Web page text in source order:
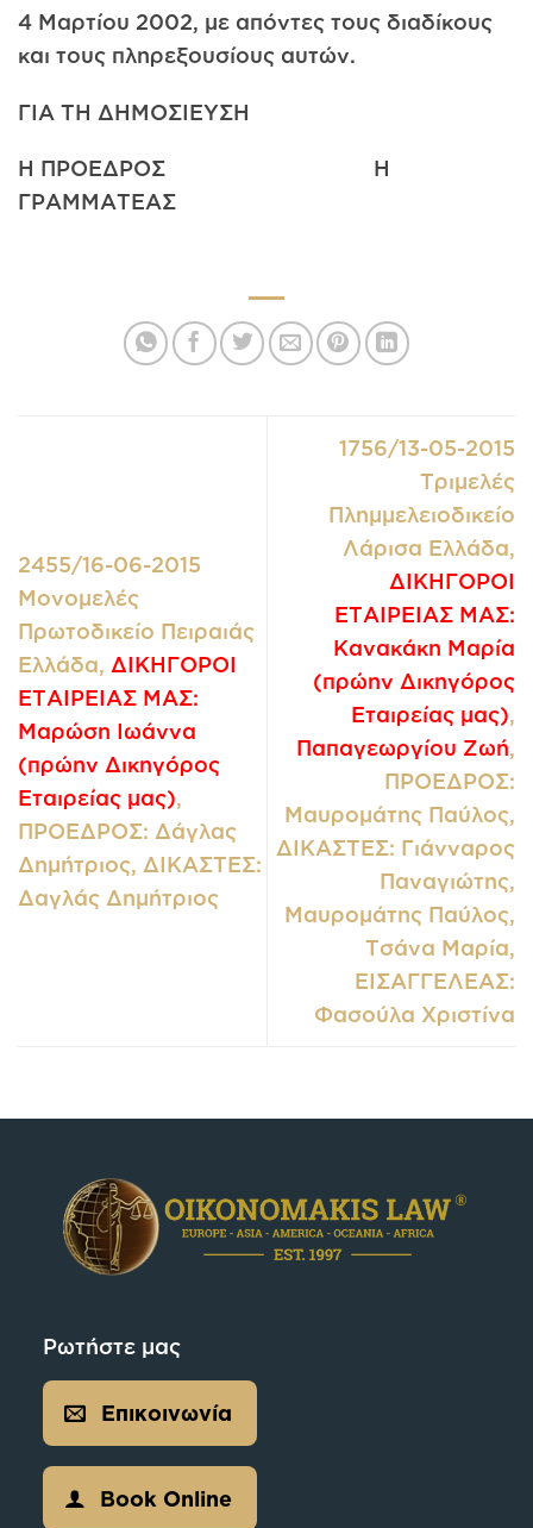
4 Μαρτίου 2002, με απόντες τους διαδίκους
και τους πληρεξουσίους αυτών.
ΓΙΑ ΤΗ ΔΗΜΟΣΙΕΥΣΗ
Η ΠΡΟΕΔΡΟΣ Η
ΓΡΑΜΜΑΤΕΑΣ
2455/16-06-2015
Μονομελές
Πρωτοδικείο Πειραιάς
Ελλάδα, ΔΙΚΗΓΟΡΟΙ
ΕΤΑΙΡΕΙΑΣ ΜΑΣ:
Μαρώση Ιωάννα
(πρώην Δικηγόρος
Εταιρείας μας),
ΠΡΟΕΔΡΟΣ: Δάγλας
Δημήτριος, ΔΙΚΑΣΤΕΣ:
Δαγλάς Δημήτριος
1756/13-05-2015
Τριμελές
Πλημμελειοδικείο
Λάρισα Ελλάδα,
ΔΙΚΗΓΟΡΟΙ
ΕΤΑΙΡΕΙΑΣ ΜΑΣ:
Κανακάκη Μαρία
(πρώην Δικηγόρος
Εταιρείας μας),
Παπαγεωργίου Ζωή,
ΠΡΟΕΔΡΟΣ:
Μαυρομάτης Παύλος,
ΔΙΚΑΣΤΕΣ: Γιάνναρος
Παναγιώτης,
Μαυρομάτης Παύλος,
Τσάνα Μαρία,
ΕΙΣΑΓΓΕΛΕΑΣ:
Φασούλα Χριστίνα
Ρωτήστε μας
Επικοινωνία
Book Online